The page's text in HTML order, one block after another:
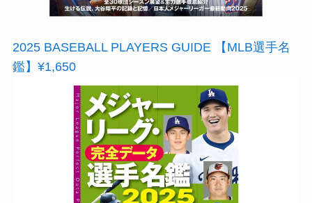
2025 BASEBALL PLAYERS GUIDE 【MLB選手名
鑑】¥1,650